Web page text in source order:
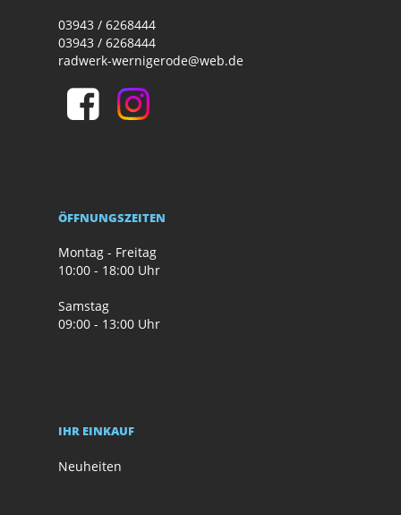
03943 / 6268444
03943 / 6268444
radwerk-wernigerode@web.de
ÖFFNUNGSZEITEN
Montag - Freitag
10:00 - 18:00 Uhr
Samstag
09:00 - 13:00 Uhr
IHR EINKAUF
Neuheiten